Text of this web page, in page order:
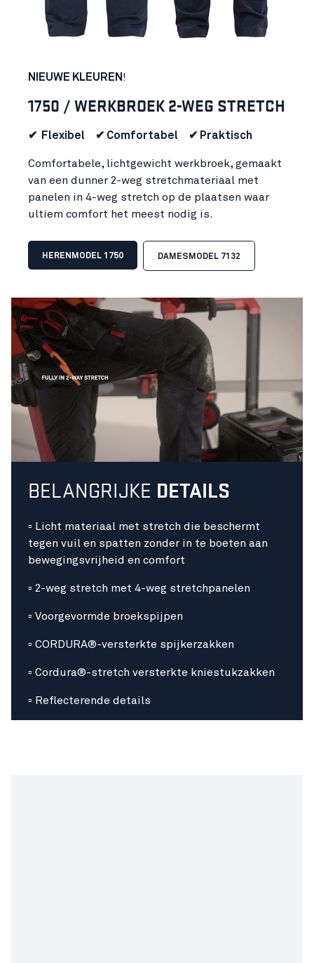
NIEUWE KLEUREN !
1750 / WERKBROEK 2-WEG STRETCH
✔ Flexibel ✔ Comfortabel ✔ Praktisch
Comfortabele, lichtgewicht werkbroek, gemaakt
van een dunner 2-weg stretchmateriaal met
panelen in 4-weg stretch op de plaatsen waar
ultiem comfort het meest nodig is.
HERENMODEL 1750 DAMESMODEL 7132
BELANGRIJKE DETAILS
▫ Licht materiaal met stretch die beschermt
tegen vuil en spatten zonder in te boeten aan
bewegingsvrijheid en comfort
▫ 2-weg stretch met 4-weg stretchpanelen
▫ Voorgevormde broekspijpen
▫ CORDURA®-versterkte spijkerzakken
▫ Cordura®-stretch versterkte kniestukzakken
▫ Reflecterende details